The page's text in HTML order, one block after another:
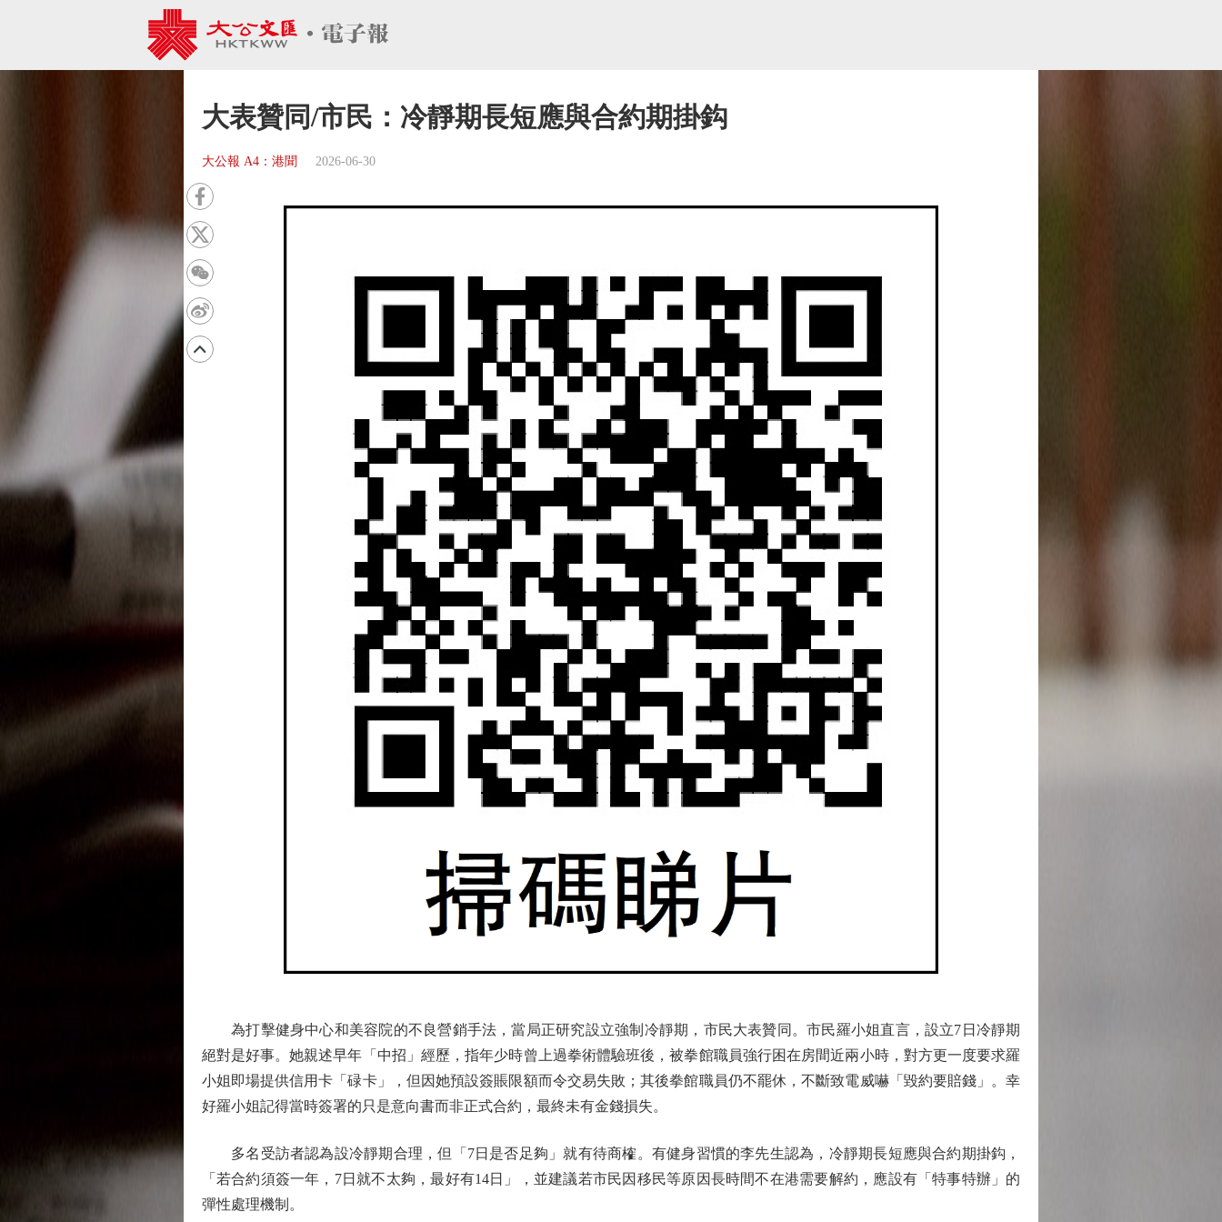
大表贊同/市民：冷靜期長短應與合約期掛鈎
大公報 A4：港聞 2026-06-30
為打擊健身中心和美容院的不良營銷手法，當局正研究設立強制冷靜期，市民大表贊同。市民羅小姐直言，設立7日冷靜期
絕對是好事。她親述早年「中招」經歷，指年少時曾上過拳術體驗班後，被拳館職員強行困在房間近兩小時，對方更一度要求羅
小姐即場提供信用卡「碌卡」，但因她預設簽賬限額而令交易失敗；其後拳館職員仍不罷休，不斷致電威嚇「毀約要賠錢」。幸
好羅小姐記得當時簽署的只是意向書而非正式合約，最終未有金錢損失。
多名受訪者認為設冷靜期合理，但「7日是否足夠」就有待商榷。有健身習慣的李先生認為，冷靜期長短應與合約期掛鈎，
「若合約須簽一年，7日就不太夠，最好有14日」，並建議若市民因移民等原因長時間不在港需要解約，應設有「特事特辦」的
彈性處理機制。